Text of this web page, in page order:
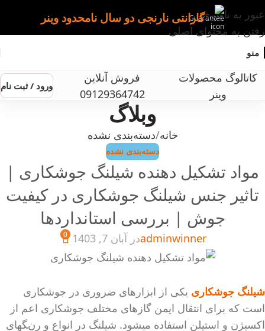
عبور به ناوبری
رفتن به محتوای اصلی
گارانتی نارنجی دو سال نامحدود وینر
منو
کاتالوگ محصولات
وینر
فروش آنلاین
09129364742
ورود / ثبت نام
وبلاگ
خانه دسته‌بندی نشده
دسته‌بندی نشده
مواد تشکیل دهنده شیلنگ جوشکاری |
تاثیر جنس شیلنگ جوشکاری در کیفیت
جوش | بررسی استانداردها
adminwinnerدر آبان 7, 1403 0
شیلنگ جوشکاری یکی از ابزارهای ضروری در جوشکاری
است که برای انتقال ایمن گازهای مختلف جوشکاری اعم از
اکسیژن و استیلن استفاده میشود. شیلنگ در انواع و رنگهای